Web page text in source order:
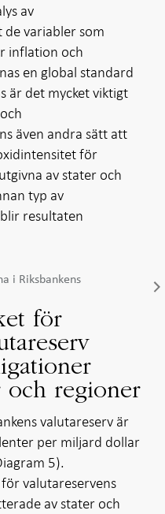
av
variabler som
inflation och
en global standard
är det mycket viktigt
även andra sätt att
för
av stater och
typ av
resultaten
i Riksbankens
för
och regioner
valutareserv är
per miljard dollar
5).
valutareservens
av stater och